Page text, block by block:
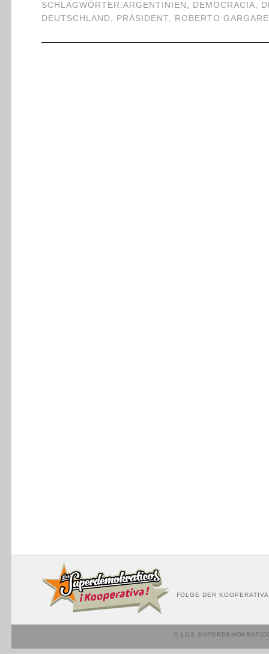
SCHLAGWÖRTER:ARGENTINIEN , DEMOCRACIA,
DEUTSCHLAND, PRÄSIDENT, ROBERTO
FOLGE DER
© LOS